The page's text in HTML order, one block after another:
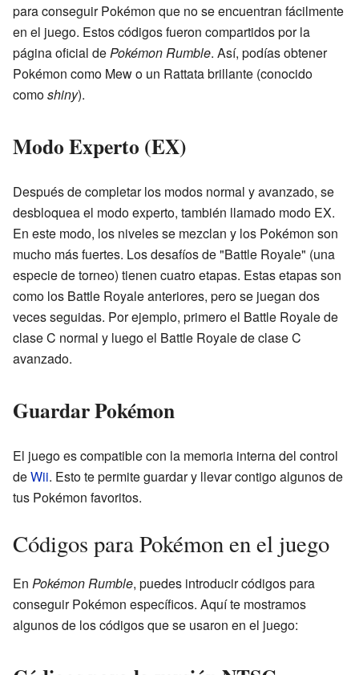
para conseguir Pokémon que no se encuentran fácilmente
en el juego. Estos códigos fueron compartidos por la
página oficial dePokémon Rumble. Así, podías obtener
Pokémon como Mew o un Rattata brillante (conocido
comoshiny).
Modo Experto (EX)
Después de completar los modos normal y avanzado, se
desbloquea el modo experto, también llamado modo EX.
En este modo, los niveles se mezclan y los Pokémon son
mucho más fuertes. Los desafíos de "Battle Royale" (una
especie de torneo) tienen cuatro etapas. Estas etapas son
como los Battle Royale anteriores, pero se juegan dos
veces seguidas. Por ejemplo, primero el Battle Royale de
clase C normal y luego el Battle Royale de clase C
avanzado.
Guardar Pokémon
El juego es compatible con la memoria interna del control
deWii. Esto te permite guardar y llevar contigo algunos de
tus Pokémon favoritos.
Códigos para Pokémon en el juego
En Pokémon Rumble, puedes introducir códigos para
conseguir Pokémon específicos. Aquí te mostramos
algunos de los códigos que se usaron en el juego: